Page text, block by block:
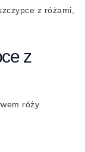
z różami,
z
róży